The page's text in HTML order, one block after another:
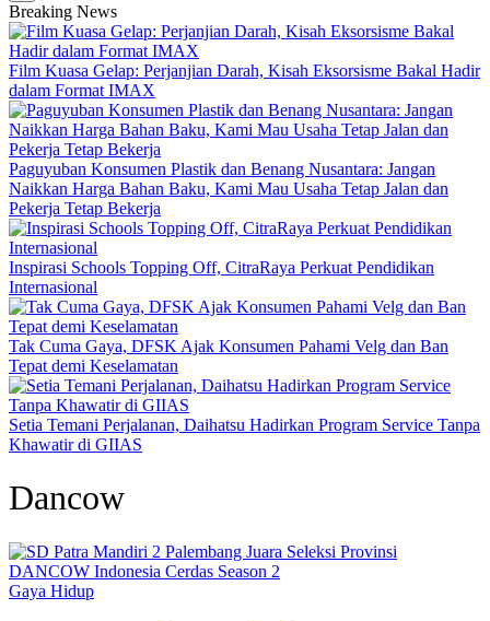
Breaking News
Film Kuasa Gelap: Perjanjian Darah, Kisah Eksorsisme Bakal Hadir
dalam Format IMAX
Paguyuban Konsumen Plastik dan Benang Nusantara: Jangan
Naikkan Harga Bahan Baku, Kami Mau Usaha Tetap Jalan dan
Pekerja Tetap Bekerja
Inspirasi Schools Topping Off, CitraRaya Perkuat Pendidikan
Internasional
Tak Cuma Gaya, DFSK Ajak Konsumen Pahami Velg dan Ban
Tepat demi Keselamatan
Setia Temani Perjalanan, Daihatsu Hadirkan Program Service Tanpa
Khawatir di GIIAS
Dancow
Gaya Hidup